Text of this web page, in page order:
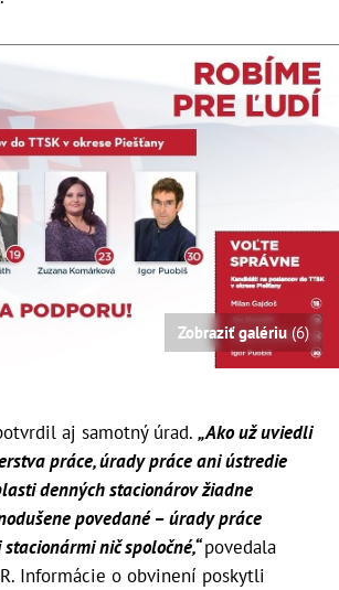
Zobraziť galériu(6)
aj samotný úrad. „Ako už uviedli
práce, úrady práce ani ústredie
denných stacionárov žiadne
povedané – úrady práce
nič spoločné,“povedala
Informácie o obvinení poskytli